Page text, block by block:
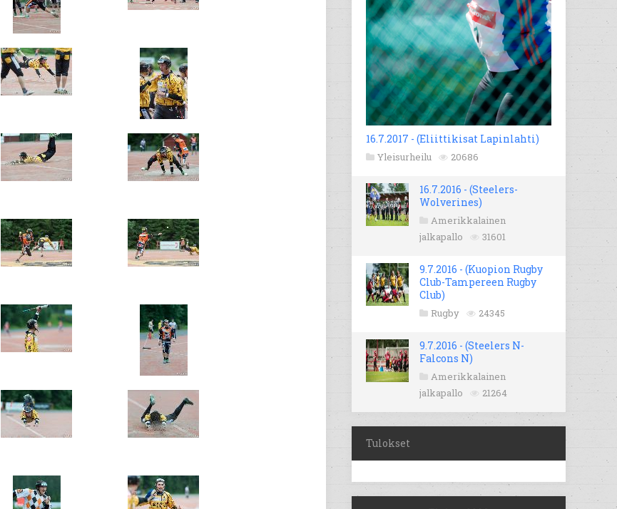
16.7.2017 - (Eliittikisat Lapinlahti)
Yleisurheilu 20686
16.7.2016 - (Steelers-
Wolverines)
Amerikkalainen
jalkapallo
31601
9.7.2016 - (Kuopion Rugby
Club-Tampereen Rugby
Club)
Rugby 24345
9.7.2016 - (Steelers N-
Falcons N)
Amerikkalainen
jalkapallo
21264
Tulokset